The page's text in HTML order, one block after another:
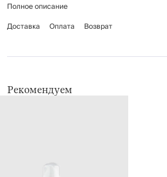
Рекомендуется ручная стирка.
Полное описание
Доставка
Оплата Возврат
Рекомендуем